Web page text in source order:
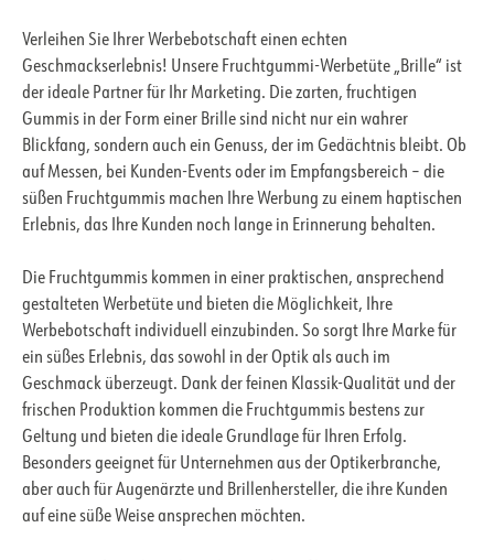
Verleihen Sie Ihrer Werbebotschaft einen echten
Geschmackserlebnis! Unsere Fruchtgummi-Werbetüte „Brille“ ist
der ideale Partner für Ihr Marketing. Die zarten, fruchtigen
Gummis in der Form einer Brille sind nicht nur ein wahrer
Blickfang, sondern auch ein Genuss, der im Gedächtnis bleibt. Ob
auf Messen, bei Kunden-Events oder im Empfangsbereich – die
süßen Fruchtgummis machen Ihre Werbung zu einem haptischen
Erlebnis, das Ihre Kunden noch lange in Erinnerung behalten.
Die Fruchtgummis kommen in einer praktischen, ansprechend
gestalteten Werbetüte und bieten die Möglichkeit, Ihre
Werbebotschaft individuell einzubinden. So sorgt Ihre Marke für
ein süßes Erlebnis, das sowohl in der Optik als auch im
Geschmack überzeugt. Dank der feinen Klassik-Qualität und der
frischen Produktion kommen die Fruchtgummis bestens zur
Geltung und bieten die ideale Grundlage für Ihren Erfolg.
Besonders geeignet für Unternehmen aus der Optikerbranche,
aber auch für Augenärzte und Brillenhersteller, die ihre Kunden
auf eine süße Weise ansprechen möchten.